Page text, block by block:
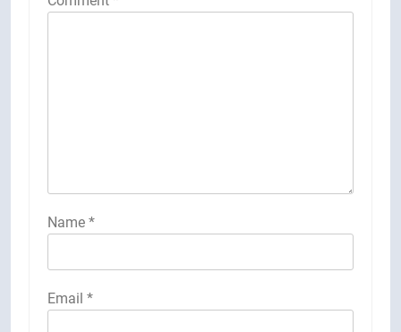
Name *
Email *